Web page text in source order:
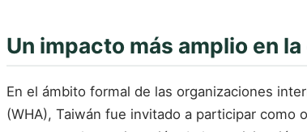
Un impacto más amplio en
En el ámbito formal de las organizaciones
(WHA), Taiwán fue invitado a participar como